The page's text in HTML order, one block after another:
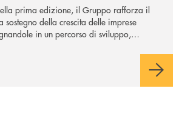
prima edizione, il Gruppo rafforza il
della crescita delle imprese
in un percorso di sviluppo,